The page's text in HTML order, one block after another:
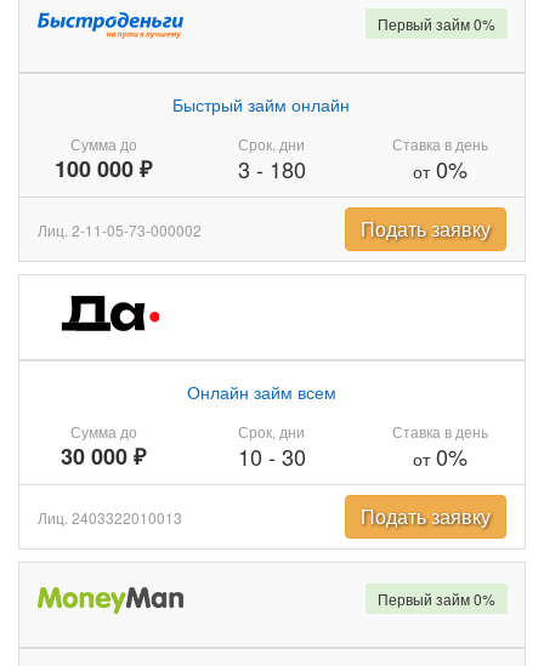
Сумма до
100 000 ₽
Быстрый займ онлайн
Срок, дни
3 - 180
Ставка в день
от0%
Первый займ 0%
Лиц. 2-11-05-73-000002 Подать заявку
Сумма до
30 000 ₽
Онлайн займ всем
Срок, дни
10 - 30
Ставка в день
от0%
Лиц. 2403322010013 Подать заявку
Первый займ 0%